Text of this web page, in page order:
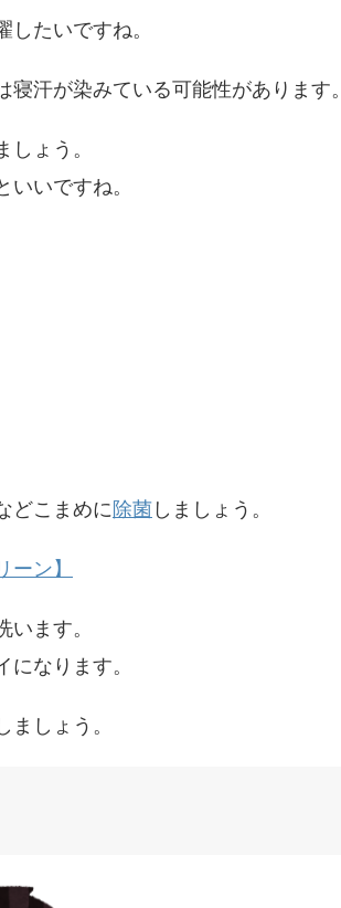
たいですね。
汗が染みている可能性があります。
ょう。
いですね。
どこまめに 除菌 しましょう。
ン】
ます。
なります。
しょう。